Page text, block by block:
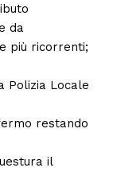
da
più ricorrenti;
Polizia Locale
restando
il